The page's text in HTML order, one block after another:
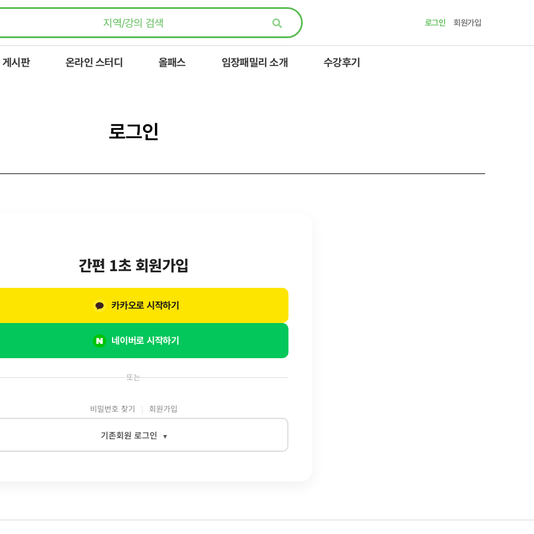
로그인 회원가입
시판 온라인 스터디 올패스 임장패밀리 소개 수강후기
로그인
또는
비밀번호 찾기 회원가입
기존회원 로그인 ▾
간편 1초 회원가입
네이버로 시작하기
카카오로 시작하기